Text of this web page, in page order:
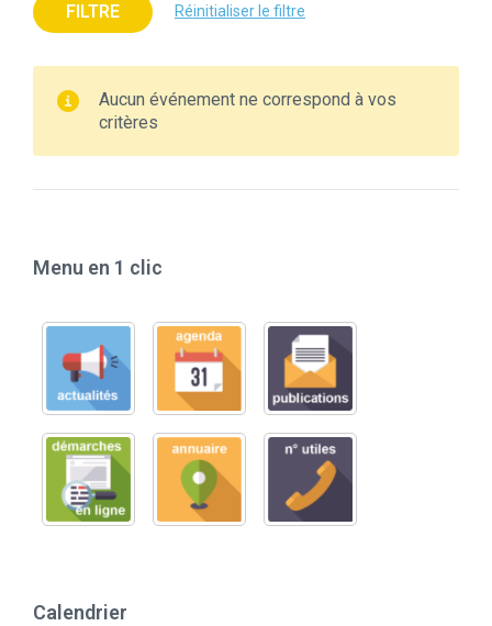
FILTRE Réinitialiser le filtre
Aucun événement ne correspond à vos
critères
Menu en 1 clic
Calendrier